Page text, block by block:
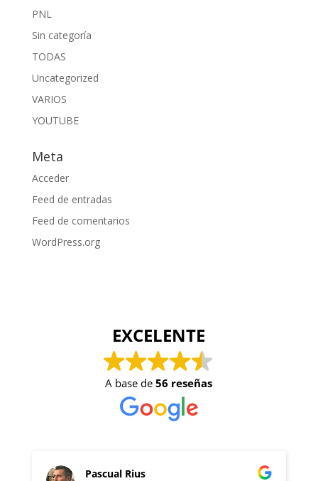
PNL
Sin categoría
TODAS
Uncategorized
VARIOS
YOUTUBE
Meta
Acceder
Feed de entradas
Feed de comentarios
WordPress.org
EXCELENTE
A base de56 reseñas
Gabriel Goldszier